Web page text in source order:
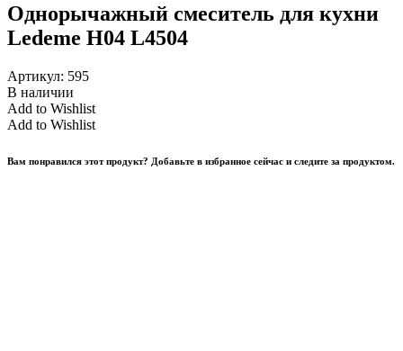
Однорычажный смеситель для кухни
Ledeme H04 L4504
Артикул: 595
В наличии
Add to Wishlist
Add to Wishlist
Вам понравился этот продукт? Добавьте в избранное сейчас и следите за продуктом.